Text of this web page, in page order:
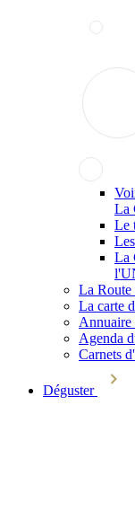
La
Le
La
La Route
La carte
Annuaire
Agenda
Carnets
Déguster